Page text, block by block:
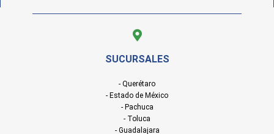
SUCURSALES
- Querétaro
- Estado de México
- Pachuca
- Toluca
- Guadalajara